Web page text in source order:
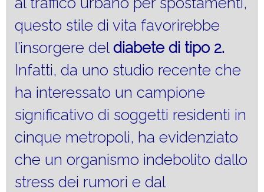
questo stile di vita favorirebbe
l’insorgere deldiabete di tipo 2.
Infatti, da uno studio recente che
ha interessato un campione
significativo di soggetti residenti in
cinque metropoli, ha evidenziato
che un organismo indebolito dallo
stress dei rumori e dal